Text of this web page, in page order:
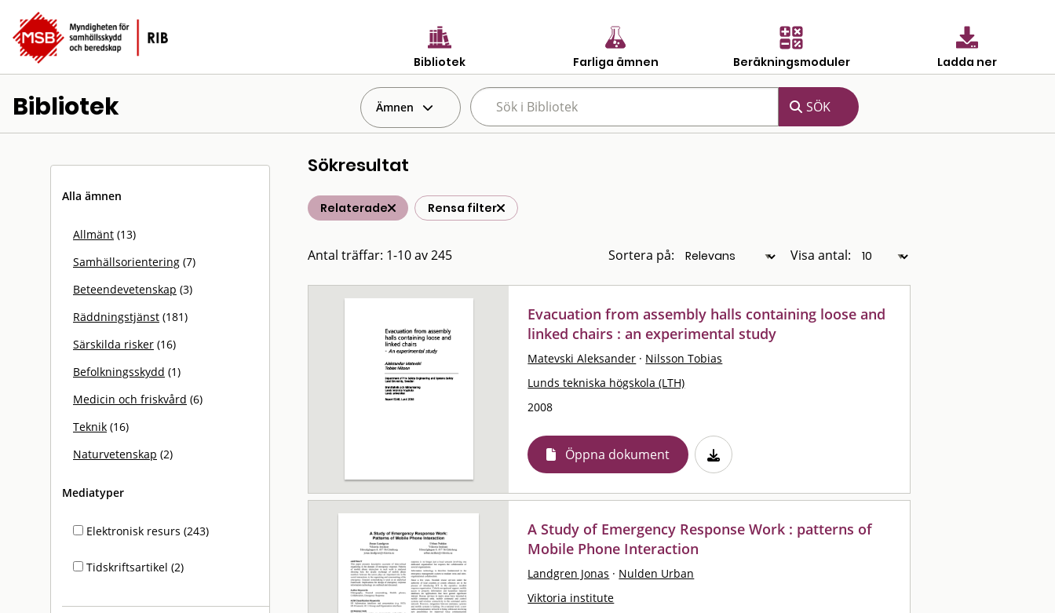
Bibliotek Farliga ämnen Beräkningsmoduler Ladda ner
Bibliotek Ämnen
Alla ämnen
Allmänt (13)
Samhällsorientering (7)
Beteendevetenskap (3)
Räddningstjänst (181)
Särskilda risker (16)
Befolkningsskydd (1)
Medicin och friskvård (6)
Teknik (16)
Naturvetenskap (2)
Mediatyper
Elektronisk resurs (243)
Tidskriftsartikel (2)
Sökresultat
Relaterade Rensa filter
Antal träffar: 1-10 av 245 Sortera på: Visa antal:
Evacuation from assembly halls containing loose and
linked chairs : an experimental study
Matevski Aleksander · Nilsson Tobias
Lunds tekniska högskola (LTH)
2008
Öppna dokument
A Study of Emergency Response Work : patterns of
Mobile Phone Interaction
Landgren Jonas · Nulden Urban
Viktoria institute